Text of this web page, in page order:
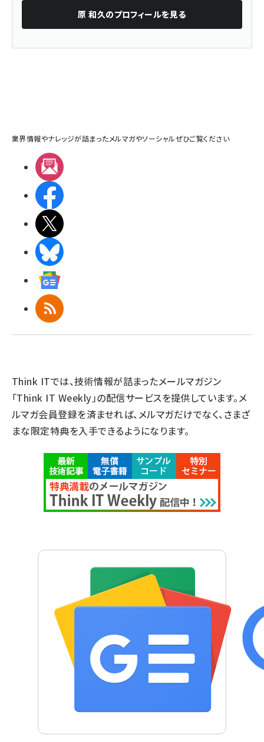
原 和久のプロフィールを見る
業界情報やナレッジが詰まったメルマガやソーシャルぜひご覧ください
RSS
Think ITでは、技術情報が詰まったメールマガジン
「Think IT Weekly」の配信サービスを提供しています。メ
ルマガ会員登録を済ませれば、メルマガだけでなく、さまざ
まな限定特典を入手できるようになります。